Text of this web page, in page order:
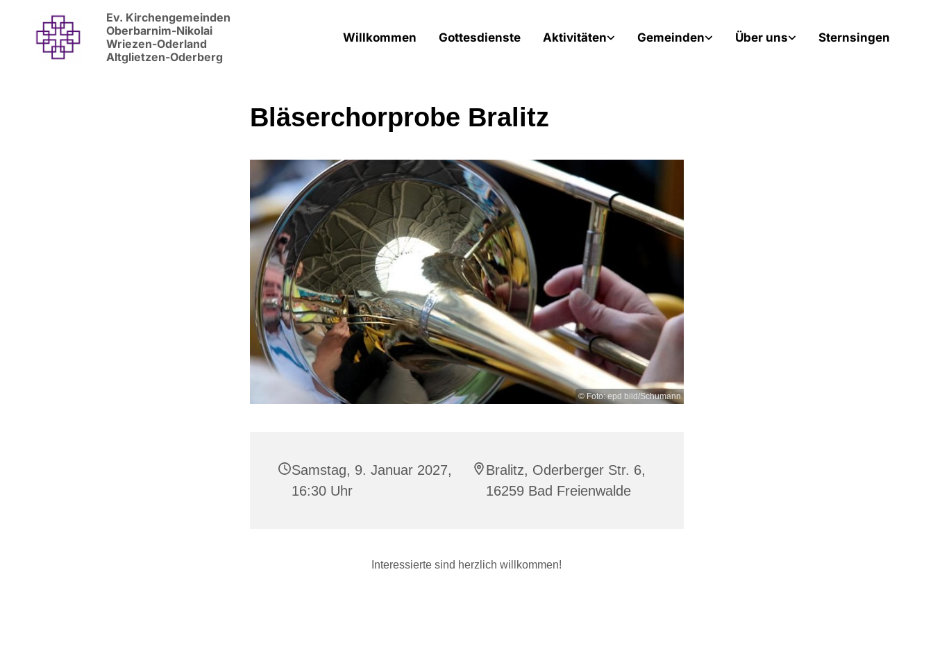
Ev. Kirchengemeinden
Oberbarnim-Nikolai
Wriezen-Oderland
Altglietzen-Oderberg
Willkommen Gottesdienste Aktivitäten Gemeinden Über uns Sternsingen
Bläserchorprobe Bralitz
© Foto: epd bild/Schumann
Samstag, 9. Januar 2027,
16:30 Uhr
Bralitz, Oderberger Str. 6,
16259 Bad Freienwalde
Interessierte sind herzlich willkommen!